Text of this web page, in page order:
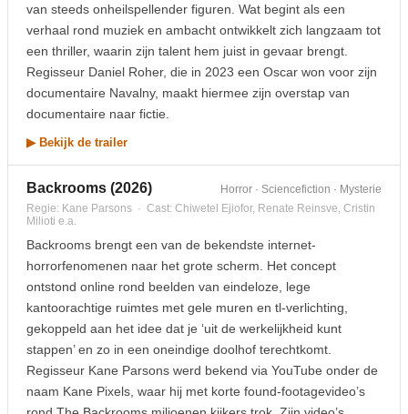
van steeds onheilspellender figuren. Wat begint als een
verhaal rond muziek en ambacht ontwikkelt zich langzaam tot
een thriller, waarin zijn talent hem juist in gevaar brengt.
Regisseur Daniel Roher, die in 2023 een Oscar won voor zijn
documentaire Navalny, maakt hiermee zijn overstap van
documentaire naar fictie.
▶ Bekijk de trailer
Backrooms (2026)
Horror · Sciencefiction · Mysterie
Regie: Kane Parsons · Cast: Chiwetel Ejiofor, Renate Reinsve, Cristin
Milioti e.a.
Backrooms brengt een van de bekendste internet-
horrorfenomenen naar het grote scherm. Het concept
ontstond online rond beelden van eindeloze, lege
kantoorachtige ruimtes met gele muren en tl-verlichting,
gekoppeld aan het idee dat je ‘uit de werkelijkheid kunt
stappen’ en zo in een oneindige doolhof terechtkomt.
Regisseur Kane Parsons werd bekend via YouTube onder de
naam Kane Pixels, waar hij met korte found-footagevideo’s